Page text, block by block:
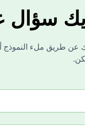
سؤال
عن طريق ملء النموذج